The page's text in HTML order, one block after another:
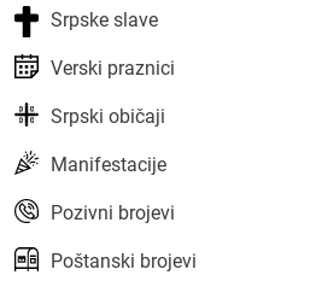
Srpske slave
Verski praznici
Srpski običaji
Manifestacije
Pozivni brojevi
Poštanski brojevi